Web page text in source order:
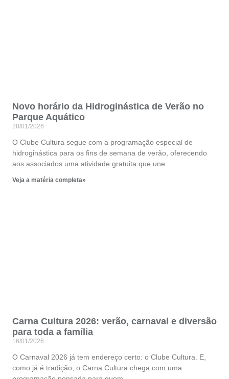
Novo horário da Hidroginástica de Verão no
Parque Aquático
28/01/2026
O Clube Cultura segue com a programação especial de
hidroginástica para os fins de semana de verão, oferecendo
aos associados uma atividade gratuita que une
Veja a matéria completa»
Carna Cultura 2026: verão, carnaval e diversão
para toda a família
16/01/2026
O Carnaval 2026 já tem endereço certo: o Clube Cultura. E,
como já é tradição, o Carna Cultura chega com uma